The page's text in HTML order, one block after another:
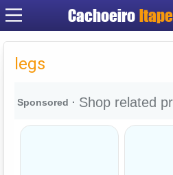
Cachoeiro
legs